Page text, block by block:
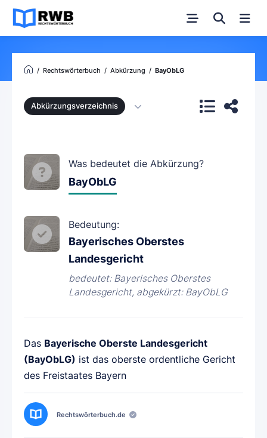
Rechtswörterbuch Abkürzung BayObLG
Abkürzungsverzeichnis
Was bedeutet die Abkürzung?
BayObLG
Bedeutung:
Bayerisches Oberstes
Landesgericht
bedeutet: Bayerisches Oberstes
Landesgericht, abgekürzt: BayObLG
Das Bayerische Oberste Landesgericht
(BayObLG) ist das oberste ordentliche Gericht
des Freistaates Bayern
Rechtswörterbuch.de